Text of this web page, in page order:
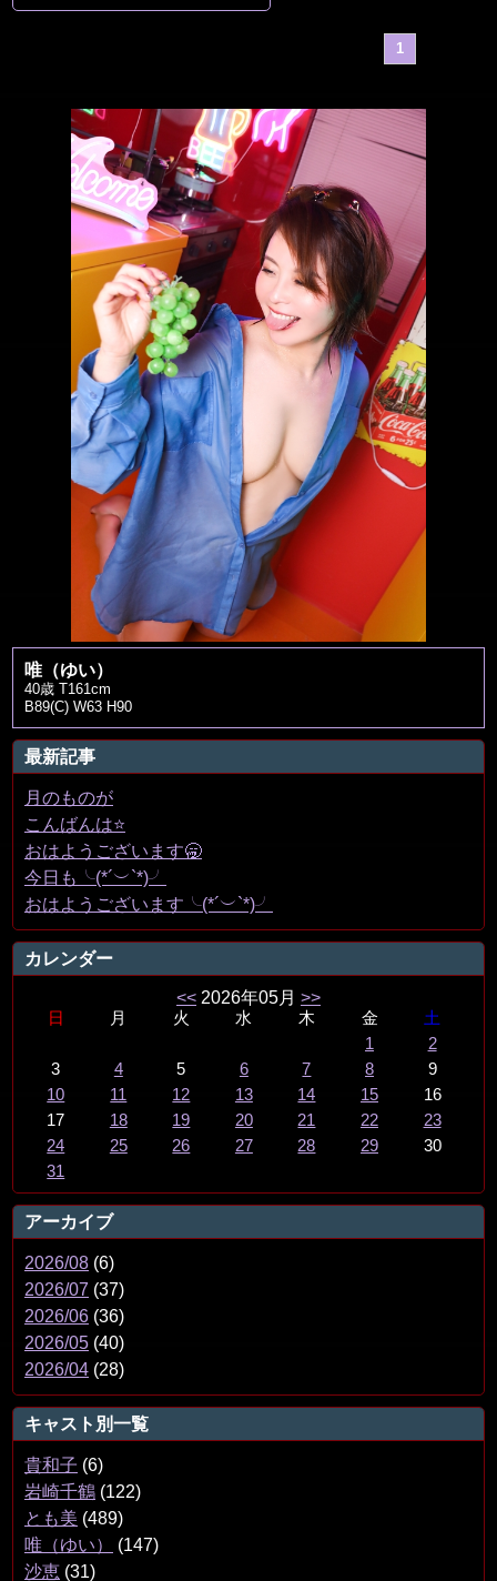
唯（ゆい）
40歳 T161cm
B89(C) W63 H90
最新記事
月のものが
こんばんは⭐️
おはようございます🥱
今日も╰(*´︶`*)╯
おはようございます╰(*´︶`*)╯
カレンダー
<< 2026年05月 >>
日 月 火 水 木 金
土
1
2
3
4 5 6 7 8
9
10
11 12 13 14 15
16
17
18 19 20 21 22
23
24
25 26 27 28 29
30
31
アーカイブ
2026/08 (6)
2026/07 (37)
2026/06 (36)
2026/05 (40)
2026/04 (28)
キャスト別一覧
貴和子 (6)
岩崎千鶴 (122)
とも美 (489)
唯（ゆい）
(147)
沙恵 (31)
1